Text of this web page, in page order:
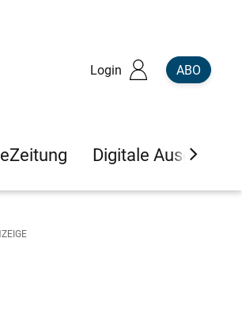
Login ABO
eZeitung Digitale Ausgaben